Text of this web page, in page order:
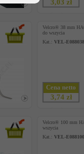
3,03 zł
Velcro® 38 mm
do wszycia
Kat.: VEL-
Cena netto
3,74 zł
Velcro® 100 mm
wszycia
Kat.: VEL-